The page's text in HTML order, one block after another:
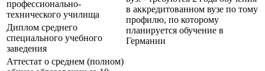
в аккредитованном вузе по тому
профилю, по которому
планируется обучение в
Германии
профессионально-
технического училища
Диплом среднего
специального учебного
заведения
Аттестат о среднем (полном)